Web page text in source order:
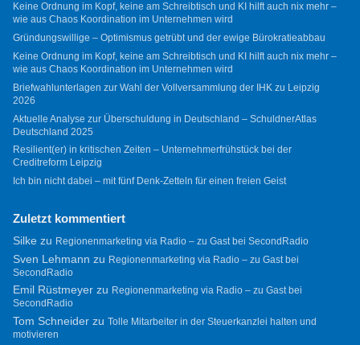
Keine Ordnung im Kopf, keine am Schreibtisch und KI hilft auch nix mehr –
wie aus Chaos Koordination im Unternehmen wird
Gründungswillige – Optimismus getrübt und der ewige Bürokratieabbau
Keine Ordnung im Kopf, keine am Schreibtisch und KI hilft auch nix mehr –
wie aus Chaos Koordination im Unternehmen wird
Briefwahlunterlagen zur Wahl der Vollversammlung der IHK zu Leipzig
2026
Aktuelle Analyse zur Überschuldung in Deutschland – SchuldnerAtlas
Deutschland 2025
Resilient(er) in kritischen Zeiten – Unternehmerfrühstück bei der
Creditreform Leipzig
Ich bin nicht dabei – mit fünf Denk-Zetteln für einen freien Geist
Zuletzt kommentiert
Silkezu Regionenmarketing via Radio – zu Gast bei SecondRadio
Sven Lehmann zu Regionenmarketing via Radio – zu Gast bei
SecondRadio
Emil Rüstmeyerzu Regionenmarketing via Radio – zu Gast bei
SecondRadio
Tom Schneiderzu Tolle Mitarbeiter in der Steuerkanzlei halten und
motivieren